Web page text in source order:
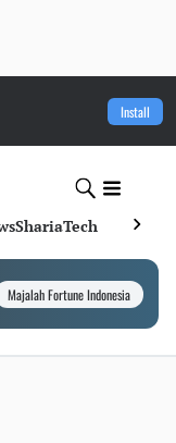
Install
ShariaTech
Majalah Fortune Indonesia